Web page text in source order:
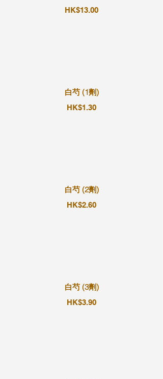
HK$13.00
白芍 (1劑)
HK$1.30
白芍 (2劑)
HK$2.60
白芍 (3劑)
HK$3.90